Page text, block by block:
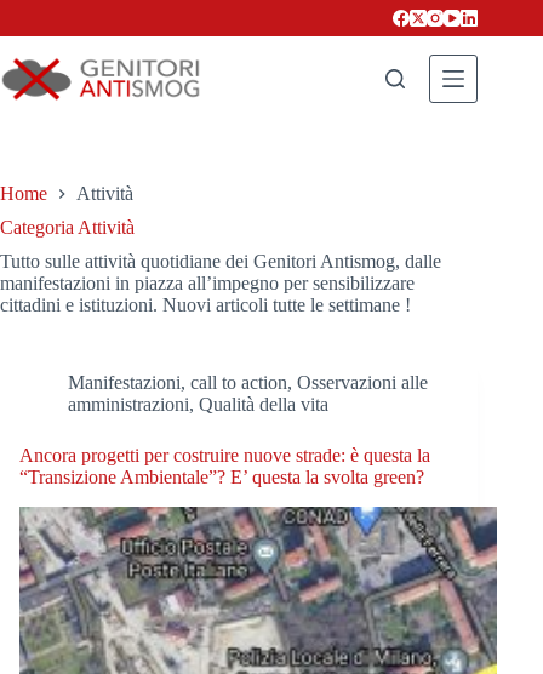
Home
Attività
Categoria Attività
Tutto sulle attività quotidiane dei Genitori Antismog, dalle
manifestazioni in piazza all’impegno per sensibilizzare
cittadini e istituzioni. Nuovi articoli tutte le settimane !
Manifestazioni, call to action, Osservazioni alle
amministrazioni, Qualità della vita
Ancora progetti per costruire nuove strade: è questa la
“Transizione Ambientale”? E’ questa la svolta green?